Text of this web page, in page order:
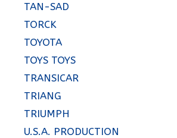
TAN-SAD
TORCK
TOYOTA
TOYS TOYS
TRANSICAR
TRIANG
TRIUMPH
U.S.A. PRODUCTION